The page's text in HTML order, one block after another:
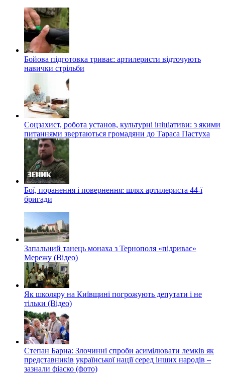
Бойова підготовка триває: артилеристи відточують
навички стрільби
Соцзахист, робота установ, культурні ініціативи: з якими
питаннями звертаються громадяни до Тараса Пастуха
Бої, поранення і повернення: шлях артилериста 44-ї
бригади
Запальний танець монаха з Тернополя «підриває»
Мережу (Відео)
Як школяру на Київщині погрожують депутати і не
тільки (Відео)
Степан Барна: Злочинні спроби асимілювати лемків як
представників української нації серед інших народів –
зазнали фіаско (фото)